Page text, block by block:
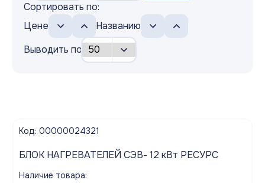
Сортировать по:
Цене
Названию
Выводить по
Код: 00000024321
БЛОК НАГРЕВАТЕЛЕЙ СЭВ- 12 кВт РЕСУРС
Наличие товара: